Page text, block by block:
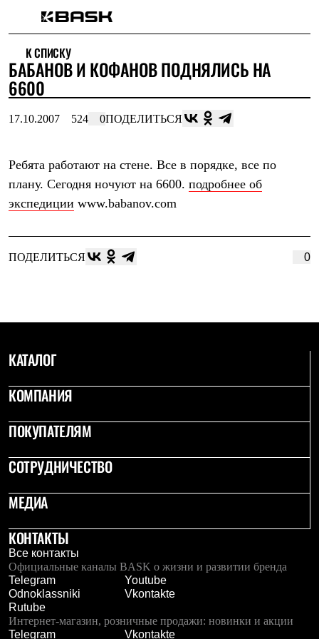
Интернет-магазин
Мужская одежда
Утепленная пухом
Куртки
Жилеты
Куртки
Штормовая одежда
Куртки
Брюки
Термобелье
Среднее термобелье
Легкое термобелье
Футболки
Рубашки
Толстовки
Брюки
Женская одежда
Утепленная пухом
Брюки
Жилеты
Утепленная синтетикой
Куртки
Брюки
Штормовая одежда
Куртки
Софтшелл одежда
Куртки
Брюки
Лёгкая одежда
К СПИСКУ
БАБАНОВ И КОФАНОВ ПОДНЯЛИСЬ НА
6600
17.10.2007 524 0ПОДЕЛИТЬСЯ
Ребята работают на стене. Все в порядке, все по
плану. Сегодня ночуют на 6600. подробнее об
экспедиции www.babanov.com
ПОДЕЛИТЬСЯ 0
КАТАЛОГ
КОМПАНИЯ
ПОКУПАТЕЛЯМ
СОТРУДНИЧЕСТВО
МЕДИА
КОНТАКТЫ
Все контакты
Официальные каналы BASK о жизни и развитии бренда
Telegram
Youtube
Odnoklassniki
Vkontakte
Rutube
Интернет-магазин, розничные продажи: новинки и акции
Telegram
Vkontakte